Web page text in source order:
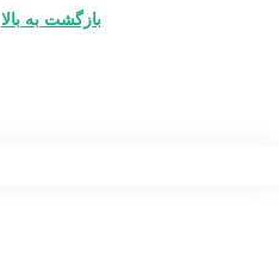
بازگشت به بالا